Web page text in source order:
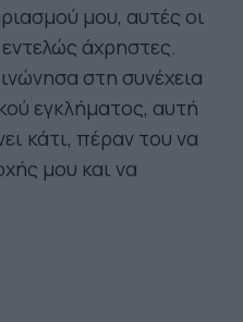
μου, αυτές οι
άχρηστες.
στη συνέχεια
εγκλήματος, αυτή
κάτι, πέραν του να
μου και να